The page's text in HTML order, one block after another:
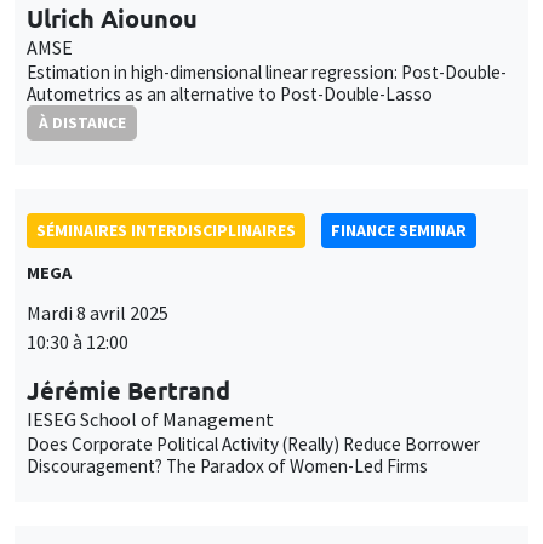
Ulrich Aiounou
AMSE
Estimation in high-dimensional linear regression: Post-Double-
Autometrics as an alternative to Post-Double-Lasso
À DISTANCE
SÉMINAIRES INTERDISCIPLINAIRES
FINANCE SEMINAR
MEGA
Mardi 8 avril 2025
10:30 à 12:00
Jérémie Bertrand
IESEG School of Management
Does Corporate Political Activity (Really) Reduce Borrower
Discouragement? The Paradox of Women-Led Firms